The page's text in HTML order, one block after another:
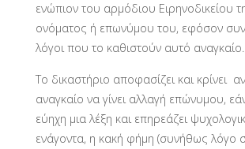
ενώπιον του αρμόδιου Ειρηνοδικείου
ονόματος ή επωνύμου του, εφόσον
λόγοι που το καθιστούν αυτό αναγκαίο.
Το δικαστήριο αποφασίζει και κρίνει αν
αναγκαίο να γίνει αλλαγή επώνυμου,
εύηχη μια λέξη και επηρεάζει
ενάγοντα, η κακή φήμη (συνήθως λόγο